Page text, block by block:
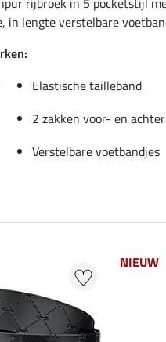
in lengte verstelbare
Elastische tailleband
2 zakken voor- en
Verstelbare voetbandjes
NIEUW